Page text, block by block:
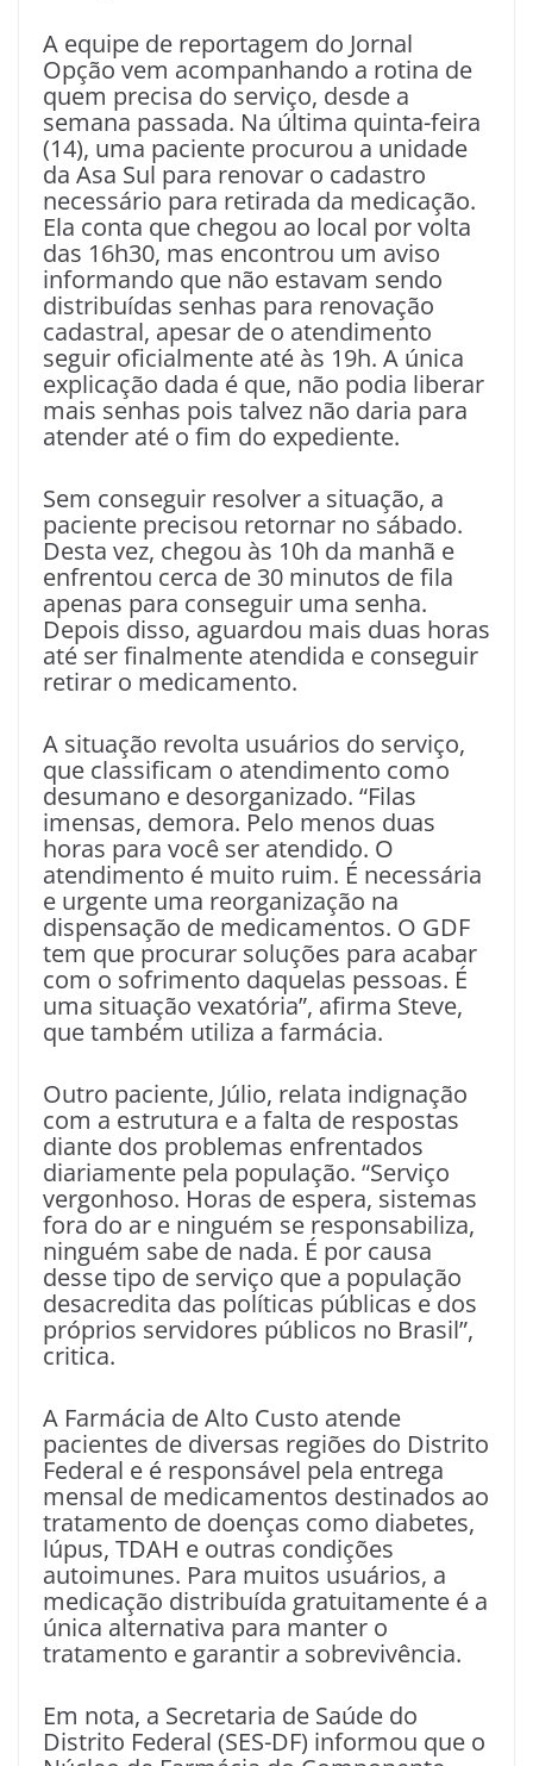
A equipe de reportagem do Jornal
Opção vem acompanhando a rotina de
quem precisa do serviço, desde a
semana passada. Na última quinta-feira
(14), uma paciente procurou a unidade
da Asa Sul para renovar o cadastro
necessário para retirada da medicação.
Ela conta que chegou ao local por volta
das 16h30, mas encontrou um aviso
informando que não estavam sendo
distribuídas senhas para renovação
cadastral, apesar de o atendimento
seguir oficialmente até às 19h. A única
explicação dada é que, não podia liberar
mais senhas pois talvez não daria para
atender até o fim do expediente.
Sem conseguir resolver a situação, a
paciente precisou retornar no sábado.
Desta vez, chegou às 10h da manhã e
enfrentou cerca de 30 minutos de fila
apenas para conseguir uma senha.
Depois disso, aguardou mais duas horas
até ser finalmente atendida e conseguir
retirar o medicamento.
A situação revolta usuários do serviço,
que classificam o atendimento como
desumano e desorganizado. “Filas
imensas, demora. Pelo menos duas
horas para você ser atendido. O
atendimento é muito ruim. É necessária
e urgente uma reorganização na
dispensação de medicamentos. O GDF
tem que procurar soluções para acabar
com o sofrimento daquelas pessoas. É
uma situação vexatória”, afirma Steve,
que também utiliza a farmácia.
Outro paciente, Júlio, relata indignação
com a estrutura e a falta de respostas
diante dos problemas enfrentados
diariamente pela população. “Serviço
vergonhoso. Horas de espera, sistemas
fora do ar e ninguém se responsabiliza,
ninguém sabe de nada. É por causa
desse tipo de serviço que a população
desacredita das políticas públicas e dos
próprios servidores públicos no Brasil”,
critica.
A Farmácia de Alto Custo atende
pacientes de diversas regiões do Distrito
Federal e é responsável pela entrega
mensal de medicamentos destinados ao
tratamento de doenças como diabetes,
lúpus, TDAH e outras condições
autoimunes. Para muitos usuários, a
medicação distribuída gratuitamente é a
única alternativa para manter o
tratamento e garantir a sobrevivência.
Em nota, a Secretaria de Saúde do
Distrito Federal (SES-DF) informou que o